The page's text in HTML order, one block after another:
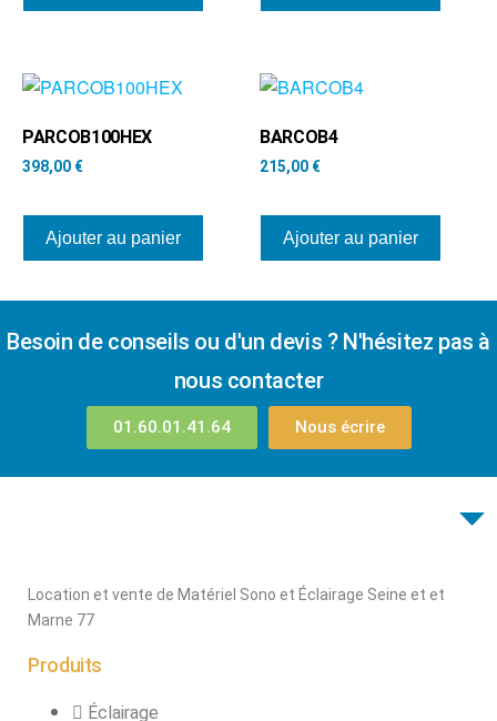
PARCOB100HEX
398,00 €
Ajouter au panier
BARCOB4
215,00 €
Ajouter au panier
Besoin de conseils ou d'un devis ? N'hésitez pas à
nous contacter
01.60.01.41.64 Nous écrire
Location et vente de Matériel Sono et Éclairage Seine et et
Marne 77
Produits
Éclairage